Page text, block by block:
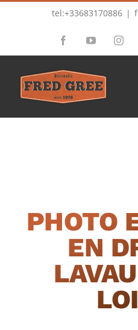
tel:+33683170886 |
FacebookYouTube
PHOTO
EN